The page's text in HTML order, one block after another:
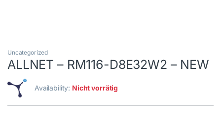
Uncategorized
ALLNET – RM116-D8E32W2 – NEW
Availability: Nicht vorrätig